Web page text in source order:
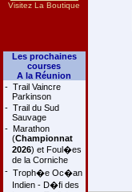
Visitez La Boutique
Les prochaines
courses
A la Réunion
- Trail Vaincre
Parkinson
- Trail du Sud
Sauvage
- Marathon
(Championnat
2026) et Foul�es
de la Corniche
- Troph�e Oc�an
Indien - D�fi des